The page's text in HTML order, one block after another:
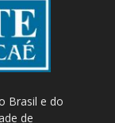
Brasil e do
de